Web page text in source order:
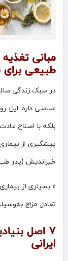
مبانی
طبیعی برای
در سبک زندگی
اساسی دارد. این
بلکه با اصلاح
پیشگیری از
خیراندیش (پدر
« بسیاری از
تعادل مزاج
۷ اصل
ایرانی